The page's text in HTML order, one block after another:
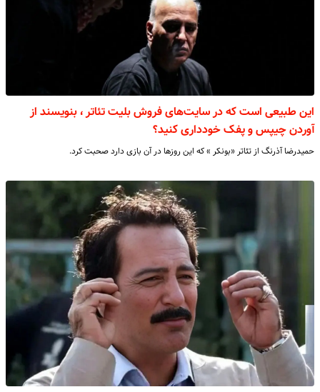
این طبیعی است که در سایت‌های فروش بلیت تئاتر ، بنویسند از
آوردن چیپس و پفک خودداری کنید؟
حمیدرضا آذرنگ از تئاتر «بونکر » که این روزها در آن بازی دارد صحبت کرد.